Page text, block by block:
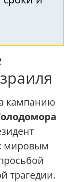
кампанию
мировым
трагедии.